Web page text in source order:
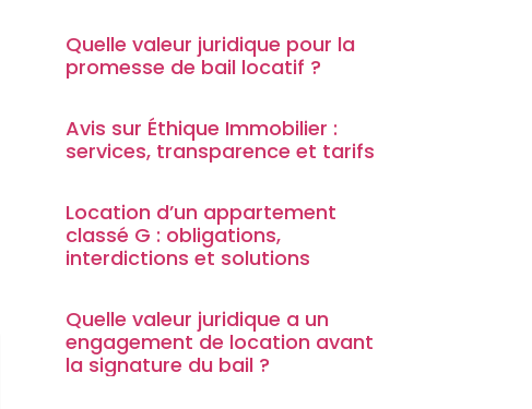
Quelle valeur juridique pour la
promesse de bail locatif ?
Avis sur Éthique Immobilier :
services, transparence et tarifs
Location d’un appartement
classé G : obligations,
interdictions et solutions
Quelle valeur juridique a un
engagement de location avant
la signature du bail ?